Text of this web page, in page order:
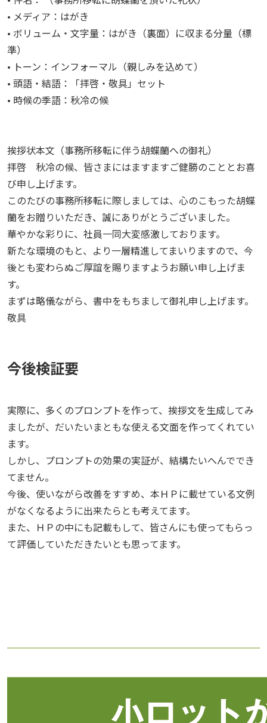
• メディア：はがき
• ボリューム・文字量：はがき（裏面）に収まる分量（標
準）
• トーン：インフォーマル（親しみを込めて）
• 頭語・結語：「拝啓・敬具」セット
• 時候の季語：秋冷の候
挨拶状本文（事務所移転に伴う胡蝶蘭への御礼）
拝啓 秋冷の候、皆さまにはますますご健勝のこととお喜
び申し上げます。
このたびの事務所移転に際しましては、心のこもった胡蝶
蘭をお贈りいただき、誠にありがとうございました。
華やかな彩りに、社員一同大変感激しております。
新たな環境のもと、より一層精進してまいりますので、今
後とも変わらぬご厚誼を賜りますようお願い申し上げま
す。
まずは略儀ながら、書中をもちまして御礼申し上げます。
敬具
今後検証要
実際に、多くのプロンプトを作って、挨拶文を生成してみ
ましたが、だいたいまともな使える文面を作ってくれてい
ます。
しかし、プロンプトの効果の実証が、結構たいへんででき
てません。
今後、使いながら改善をすすめ、本ＨＰに載せている文例
がなくなるように出来たらとも考えてます。
また、ＨＰの中にも記載もして、皆さんにも使ってもらっ
て評価していただきたいとも思ってます。